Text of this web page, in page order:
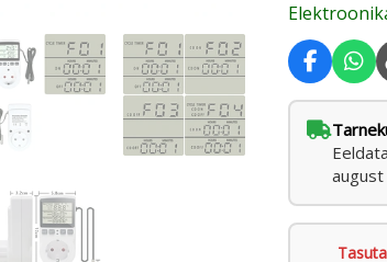
august